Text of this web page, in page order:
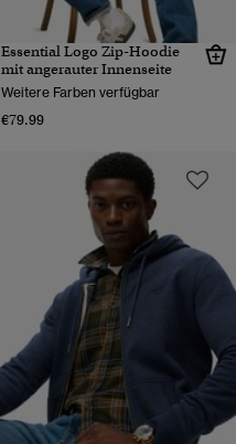
Essential Logo Zip-Hoodie
mit angerauter Innenseite
Weitere Farben verfügbar
€79.99